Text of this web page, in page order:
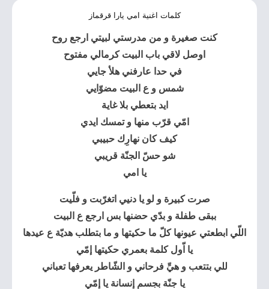
كلمات اغنية امي يارا قرقماز
كنت صغيرة و من مدرستي لبيتي ارجع روح
اوصل لاقي باب البيت كرمالي مفتوح
في حدا عارفني هلأ جايي
شمس و ع البيت مضوّايي
ايد بتعطي بلا غاية
امّي قرّب منها و تمسك ايدي
كيف كان نهارِك حبيبي
شو حسّ الجنّة قريبي
يا امي
صرت كبيرة و لو يا دنيي اتغرّبت و فلّيت
ببقى طفلة و بدّي حضنها بس ارجع ع البيت
اللّي ابطعتي عيونها كلّ ما حكيتها و ما بتطلب هديّة ع عيدها
يا اّول كلمة بعمري حكيتها إمّي
للي بتتعب و هيِّ فرحاني و الشّاطر يعرفها تعباني
يا جنّة بجسم إنسانة يا إمّي